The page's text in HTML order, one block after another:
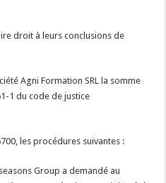
droit à leurs conclusions de
Agni Formation SRL la somme
1 du code de justice
les procédures suivantes :
Group a demandé au